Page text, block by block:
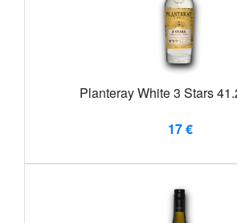
Planteray White 3 Stars
17 €